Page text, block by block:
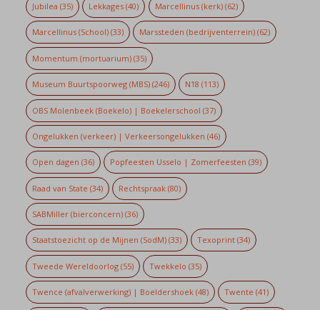
Jubilea (35) Lekkages (40) Marcellinus (kerk)(62)
Marcellinus (School)(33) Marssteden (bedrijventerrein) (62)
Momentum (mortuarium)(35)
Museum Buurtspoorweg (MBS)(246) N18 (113)
OBS Molenbeek (Boekelo) | Boekelerschool (37)
Ongelukken (verkeer) | Verkeersongelukken (46)
Open dagen (36) Popfeesten Usselo | Zomerfeesten (39)
Raad van State (34) Rechtspraak (80)
SABMiller (bierconcern)(36)
Staatstoezicht op de Mijnen (SodM)(33) Texoprint (34)
Tweede Wereldoorlog(55) Twekkelo (35)
Twence (afvalverwerking) | Boeldershoek(48) Twente (41)